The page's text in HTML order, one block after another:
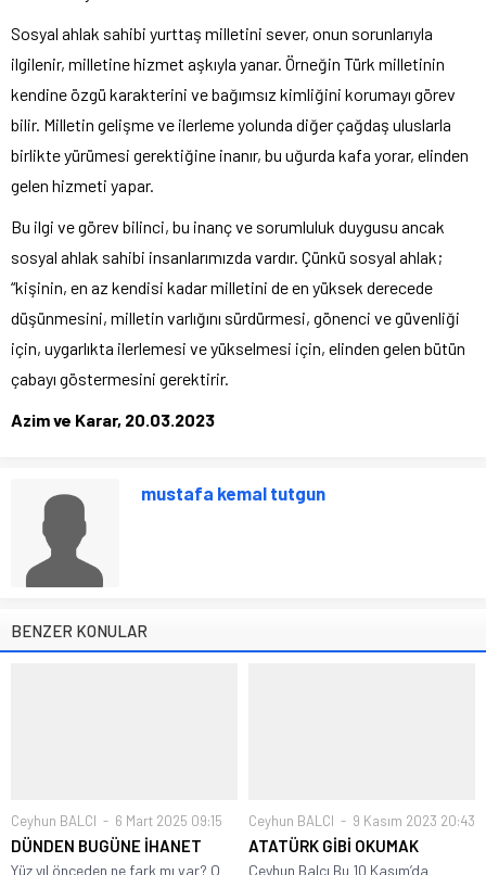
Sosyal ahlak sahibi yurttaş milletini sever, onun sorunlarıyla
ilgilenir, milletine hizmet aşkıyla yanar. Örneğin Türk milletinin
kendine özgü karakterini ve bağımsız kimliğini korumayı görev
bilir. Milletin gelişme ve ilerleme yolunda diğer çağdaş uluslarla
birlikte yürümesi gerektiğine inanır, bu uğurda kafa yorar, elinden
gelen hizmeti yapar.
Bu ilgi ve görev bilinci, bu inanç ve sorumluluk duygusu ancak
sosyal ahlak sahibi insanlarımızda vardır. Çünkü sosyal ahlak;
“kişinin, en az kendisi kadar milletini de en yüksek derecede
düşünmesini, milletin varlığını sürdürmesi, gönenci ve güvenliği
için, uygarlıkta ilerlemesi ve yükselmesi için, elinden gelen bütün
çabayı göstermesini gerektirir.
Azim ve Karar, 20.03.2023
mustafa kemal tutgun
BENZER KONULAR
Ceyhun BALCI 6 Mart 2025 09:15
DÜNDEN BUGÜNE İHANET
Yüz yıl önceden ne fark mı var? O
Ceyhun BALCI 9 Kasım 2023 20:43
ATATÜRK GİBİ OKUMAK
Ceyhun Balcı Bu 10 Kasım’da